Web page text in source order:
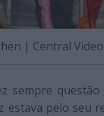
| Central Video
sempre
pelo seu